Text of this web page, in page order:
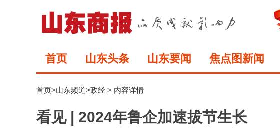
首页 山东头条 山东要闻 焦点图新闻
首页>山东频道>政经 > 内容详情
看见 | 2024年鲁企加速拔节生长